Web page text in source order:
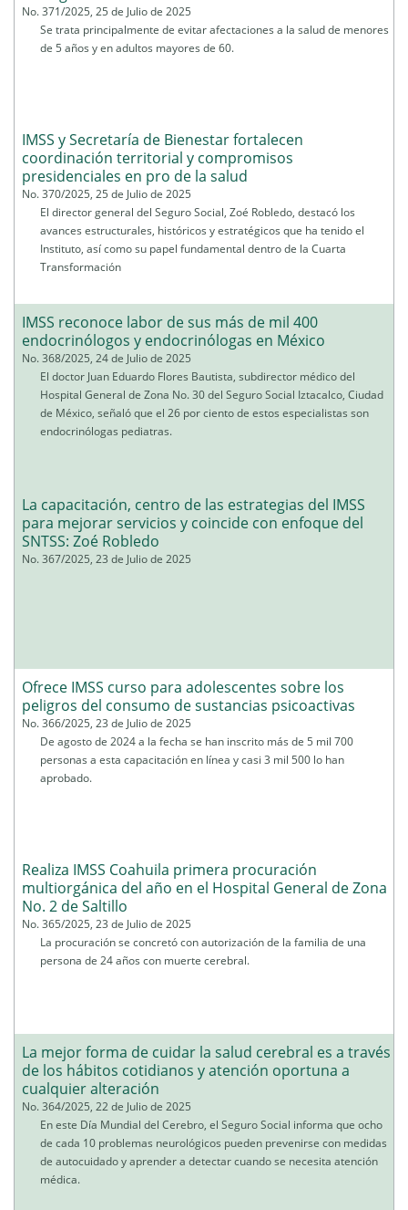
No. 371/2025, 25 de Julio de 2025
Se trata principalmente de evitar afectaciones a la salud de menores
de 5 años y en adultos mayores de 60.
IMSS y Secretaría de Bienestar fortalecen
coordinación territorial y compromisos
presidenciales en pro de la salud
No. 370/2025, 25 de Julio de 2025
El director general del Seguro Social, Zoé Robledo, destacó los
avances estructurales, históricos y estratégicos que ha tenido el
Instituto, así como su papel fundamental dentro de la Cuarta
Transformación
IMSS reconoce labor de sus más de mil 400
endocrinólogos y endocrinólogas en México
No. 368/2025, 24 de Julio de 2025
El doctor Juan Eduardo Flores Bautista, subdirector médico del
Hospital General de Zona No. 30 del Seguro Social Iztacalco, Ciudad
de México, señaló que el 26 por ciento de estos especialistas son
endocrinólogas pediatras.
La capacitación, centro de las estrategias del IMSS
para mejorar servicios y coincide con enfoque del
SNTSS: Zoé Robledo
No. 367/2025, 23 de Julio de 2025
Ofrece IMSS curso para adolescentes sobre los
peligros del consumo de sustancias psicoactivas
No. 366/2025, 23 de Julio de 2025
De agosto de 2024 a la fecha se han inscrito más de 5 mil 700
personas a esta capacitación en línea y casi 3 mil 500 lo han
aprobado.
Realiza IMSS Coahuila primera procuración
multiorgánica del año en el Hospital General de Zona
No. 2 de Saltillo
No. 365/2025, 23 de Julio de 2025
La procuración se concretó con autorización de la familia de una
persona de 24 años con muerte cerebral.
La mejor forma de cuidar la salud cerebral es a través
de los hábitos cotidianos y atención oportuna a
cualquier alteración
No. 364/2025, 22 de Julio de 2025
En este Día Mundial del Cerebro, el Seguro Social informa que ocho
de cada 10 problemas neurológicos pueden prevenirse con medidas
de autocuidado y aprender a detectar cuando se necesita atención
médica.